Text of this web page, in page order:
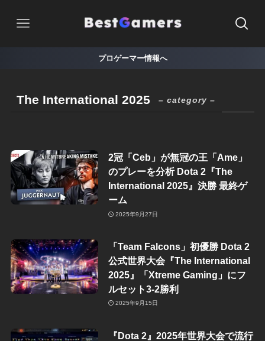
プロゲーマー情報へ
The International 2025 – category –
2冠「Ceb」が無冠の王「Ame」
のプレーを分析 Dota 2『The
International 2025』決勝 最終ゲ
ーム
2025年9月27日
「Team Falcons」初優勝 Dota 2
公式世界大会『The International
2025』「Xtreme Gaming」にフ
ルセット3-2勝利
2025年9月15日
『Dota 2』2025年世界大会で流行